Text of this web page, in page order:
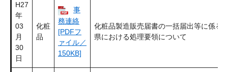
H27
年
03
月
30
日
化粧
品
事
務連絡
[PDFフ
ァイル／
150KB]
化粧品製造販売届書の一括届出等に係る
県における処理要領について